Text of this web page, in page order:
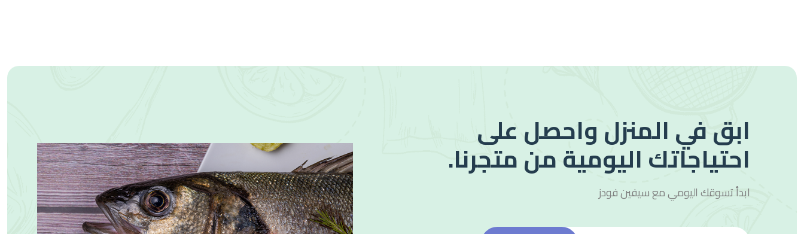
ابق في المنزل واحصل على
احتياجاتك اليومية من متجرنا.
ابدأ تسوقك اليومي معسيفين فودز